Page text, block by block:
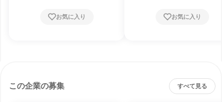
お気に入り お気に入り
この企業の募集 すべて見る